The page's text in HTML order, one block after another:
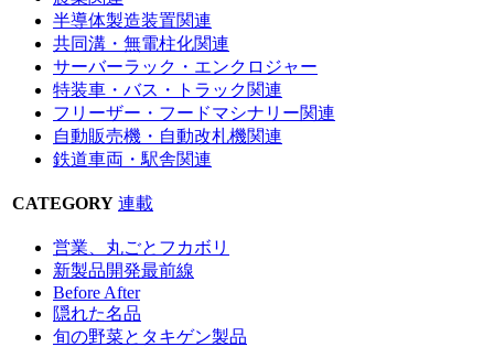
半導体製造装置関連
共同溝・無電柱化関連
サーバーラック・エンクロジャー
特装車・バス・トラック関連
フリーザー・フードマシナリー関連
自動販売機・自動改札機関連
鉄道車両・駅舎関連
CATEGORY 連載
営業、丸ごとフカボリ
新製品開発最前線
Before After
隠れた名品
旬の野菜とタキゲン製品